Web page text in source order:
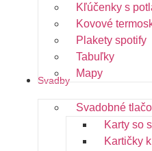
Kľúčenky s
Kovové
Plakety spotify
Tabuľky
Mapy
Svadby
Svadobné
Karty so
Kartičky